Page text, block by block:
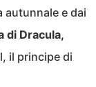
autunnale e dai
di Dracula,
il principe di